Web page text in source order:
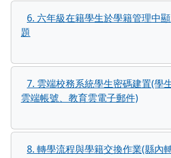
6. 六年級在籍學生於學籍管理中
題
7. 雲端校務系統學生密碼建置(學
雲端帳號、教育雲電子郵件)
8. 轉學流程與學籍交換作業(縣內